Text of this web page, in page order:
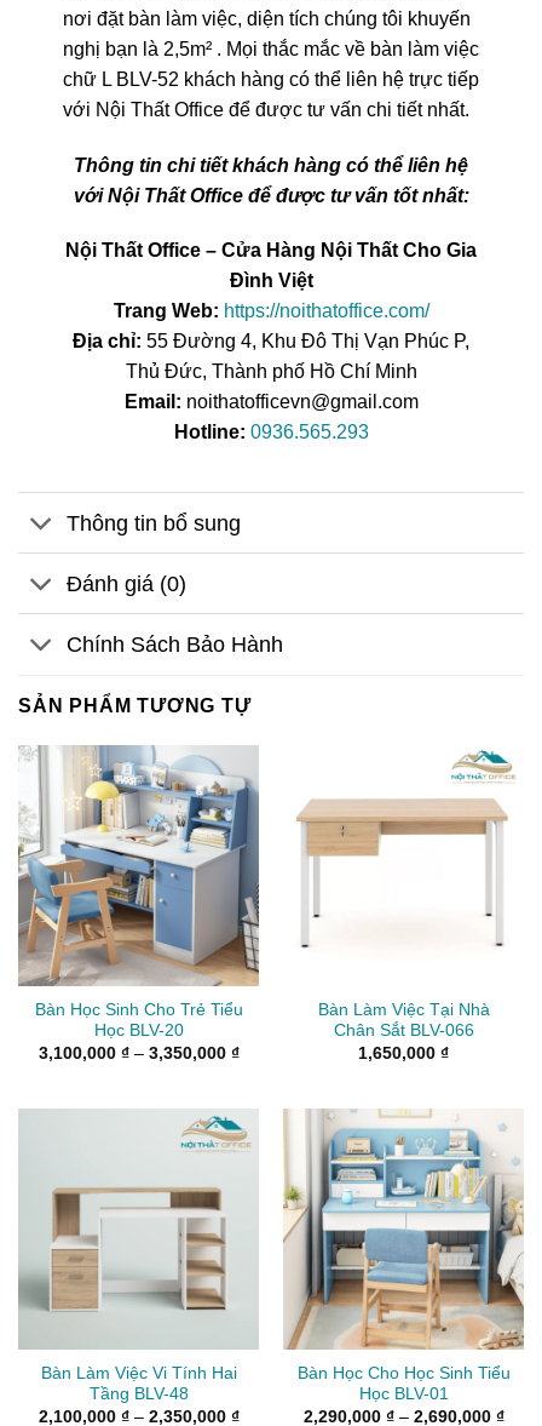
nơi đặt bàn làm việc, diện tích chúng tôi khuyến
nghị bạn là 2,5m² . Mọi thắc mắc về bàn làm việc
chữ L BLV-52 khách hàng có thể liên hệ trực tiếp
với Nội Thất Office để được tư vấn chi tiết nhất.
Thông tin chi tiết khách hàng có thể liên hệ
với Nội Thất Office để được tư vấn tốt nhất:
Nội Thất Office – Cửa Hàng Nội Thất Cho Gia
Đình Việt
Trang Web: https://noithatoffice.com/
Địa chỉ: 55 Đường 4, Khu Đô Thị Vạn Phúc P,
Thủ Đức, Thành phố Hồ Chí Minh
Email: noithatofficevn@gmail.com
Hotline: 0936.565.293
Thông tin bổ sung
Đánh giá (0)
Chính Sách Bảo Hành
SẢN PHẨM TƯƠNG TỰ
Bàn Học Sinh Cho Trẻ Tiểu
Học BLV-20
3,100,000 ₫ – 3,350,000 ₫Khoảng
3,350,000 ₫
Bàn Làm Việc Tại Nhà
Chân Sắt BLV-066
1,650,000 ₫
Bàn Làm Việc Vi Tính Hai
Tầng BLV-48
2,100,000 ₫ – 2,350,000 ₫Khoảng
Bàn Học Cho Học Sinh Tiểu
Học BLV-01
2,290,000 ₫ – 2,690,000 ₫